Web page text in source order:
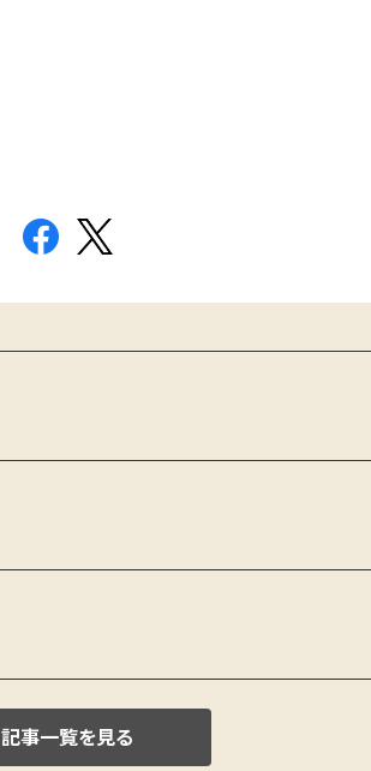
記事一覧を見る